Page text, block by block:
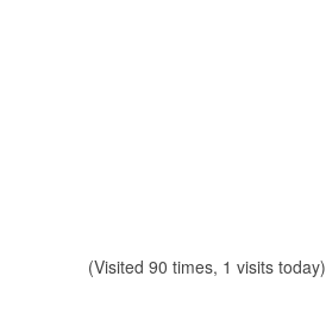
(Visited 90 times, 1 visits today)